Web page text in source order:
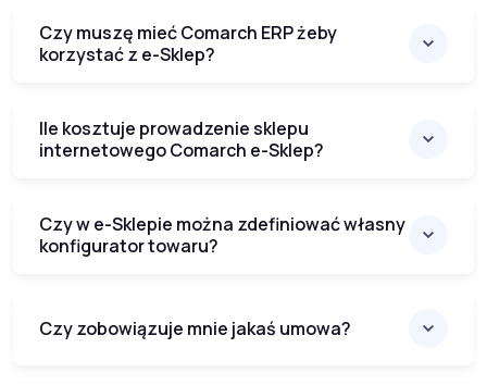
Czy muszę mieć Comarch ERP żeby
korzystać z e-Sklep?
Ile kosztuje prowadzenie sklepu
internetowego Comarch e-Sklep?
Czy w e-Sklepie można zdefiniować własny
konfigurator towaru?
Czy zobowiązuje mnie jakaś umowa?